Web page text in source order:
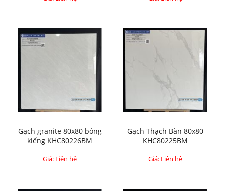
Gạch granite 80x80 bóng
kiếng KHC80226BM
Giá: Liên hệ
Gạch Thạch Bàn 80x80
KHC80225BM
Giá: Liên hệ